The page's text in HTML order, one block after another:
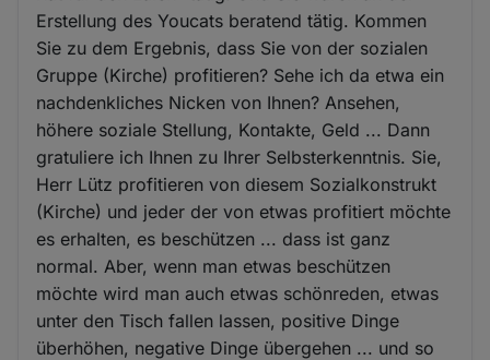
Erstellung des Youcats beratend tätig. Kommen
Sie zu dem Ergebnis, dass Sie von der sozialen
Gruppe (Kirche) profitieren? Sehe ich da etwa ein
nachdenkliches Nicken von Ihnen? Ansehen,
höhere soziale Stellung, Kontakte, Geld ... Dann
gratuliere ich Ihnen zu Ihrer Selbsterkenntnis. Sie,
Herr Lütz profitieren von diesem Sozialkonstrukt
(Kirche) und jeder der von etwas profitiert möchte
es erhalten, es beschützen ... dass ist ganz
normal. Aber, wenn man etwas beschützen
möchte wird man auch etwas schönreden, etwas
unter den Tisch fallen lassen, positive Dinge
überhöhen, negative Dinge übergehen ... und so